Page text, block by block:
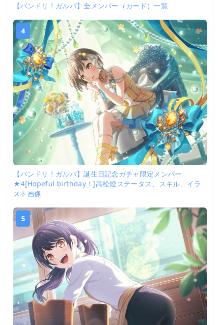
【バンドリ！ガルパ】全メンバー（カード）一覧
4
【バンドリ！ガルパ】誕生日記念ガチャ限定メンバー
★4[Hopeful birthday！]高松燈ステータス、スキル、イラ
スト画像
5